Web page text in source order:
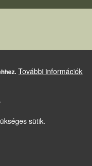
További információk
sütik.